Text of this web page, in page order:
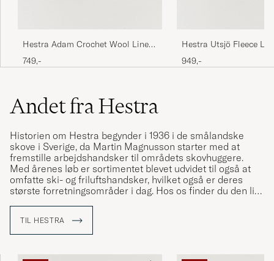
angiven. Väldigt nöjd med köpet förutom att
det är en cm för mkt plats för ett stort
lillfinger 😉
Fästmannen blev så nöjd över presenten!
Han har haft sitt föregående par i flera flera
år men tappade ena handsken nyligen. Kan
säga att det gick inte en dag då jag inte fick
höra om hur värdelösa alla andra handskar
är i jämförelse med Hestras modeller. Så han
blev mycket glad när han fick ett nytt par i
julklapp!
Hestra Adam Crochet Wool Lined
Glove Chestnut/Beige
749,-
Hestra Utsjö Fleece
Elkskin Glove Chestnut
949,-
Andet fra Hestra
Historien om Hestra begynder i 1936 i de smålandske
skove i Sverige, da Martin Magnusson starter med at
fremstille arbejdshandsker til områdets skovhuggere.
Med årenes løb er sortimentet blevet udvidet til også at
omfatte ski- og friluftshandsker, hvilket også er deres
største forretningsområder i dag. Hos os finder du den lidt
læderkvaliteter.
TIL HESTRA